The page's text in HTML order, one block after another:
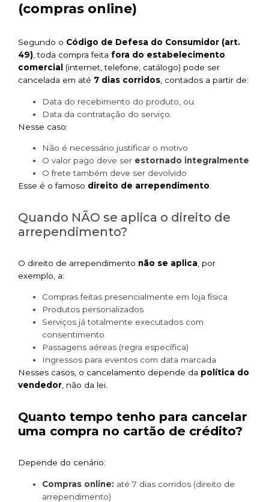
(compras online)
Segundo o Código de Defesa do Consumidor (art.
49), toda compra feita fora do estabelecimento
comercial
(internet, telefone, catálogo) pode ser
cancelada em até 7 dias corridos, contados a partir de:
Data do recebimento do produto, ou
Data da contratação do serviço.
Nesse caso:
Não é necessário justificar o motivo
O valor pago deve ser estornado integralmente
O frete também deve ser devolvido
Esse é o famoso direito de arrependimento
Quando NÃO se aplica o direito de
arrependimento?
O direito de arrependimento não se aplica , por
exemplo, a:
Compras feitas presencialmente em loja física
Produtos personalizados
Serviços já totalmente executados com
consentimento
Passagens aéreas (regra específica)
Ingressos para eventos com data marcada
Nesses casos, o cancelamento depende da política do
vendedor, não da lei.
Quanto tempo tenho para cancelar
uma compra no cartão de crédito?
Depende do cenário:
Compras online: até 7 dias corridos (direito de
arrependimento)